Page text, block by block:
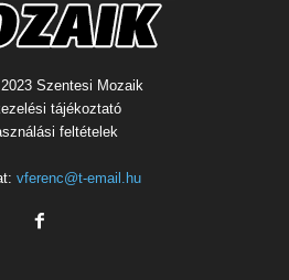
Szentesi Mozaik
tájékoztató
feltételek
vferenc@t-email.hu